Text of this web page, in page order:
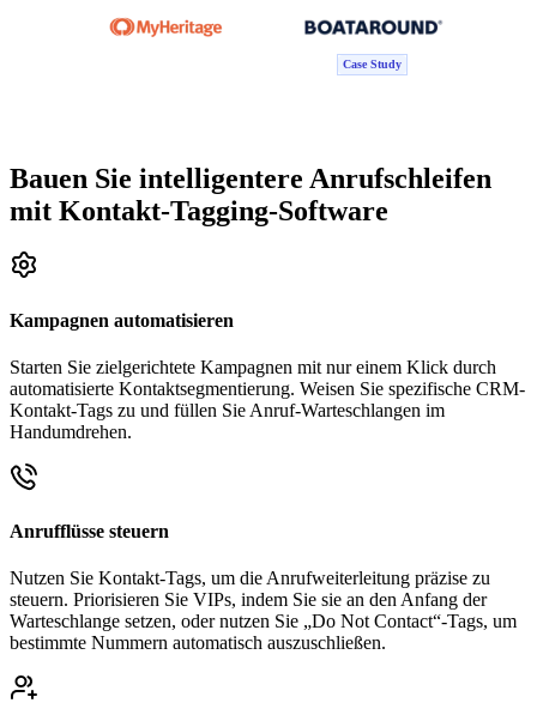
Case Study
Bauen Sie intelligentere Anrufschleifen
mit Kontakt-Tagging-Software
Kampagnen automatisieren
Starten Sie zielgerichtete Kampagnen mit nur einem Klick durch
automatisierte Kontaktsegmentierung. Weisen Sie spezifische CRM-
Kontakt-Tags zu und füllen Sie Anruf-Warteschlangen im
Handumdrehen.
Anrufflüsse steuern
Nutzen Sie Kontakt-Tags, um die Anrufweiterleitung präzise zu
steuern. Priorisieren Sie VIPs, indem Sie sie an den Anfang der
Warteschlange setzen, oder nutzen Sie „Do Not Contact“-Tags, um
bestimmte Nummern automatisch auszuschließen.